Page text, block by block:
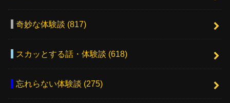
奇妙な体験談 (817)
スカッとする話・体験談 (618)
忘れらない体験談 (275)